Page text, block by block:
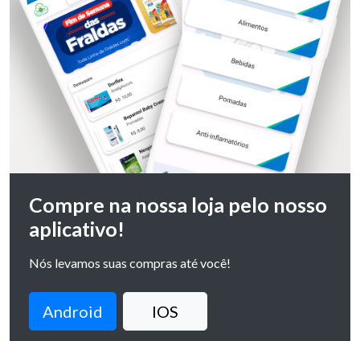
Compre na nossa loja pelo nosso
aplicativo!
Nós levamos suas compras até você!
Android IOS